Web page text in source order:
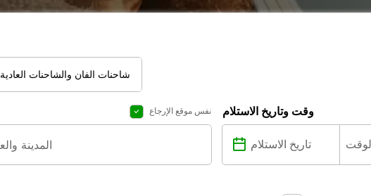
شاحنات الفان والشاحنات العادية
نفس موقع الإرجاع وقت وتاريخ الاستلام